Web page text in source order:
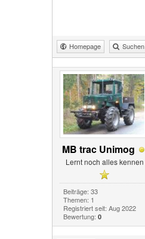
Homepage Suchen
MB trac Unimog
Lernt noch alles kennen
Beiträge: 33
Themen: 1
Registriert seit: Aug 2022
Bewertung: 0